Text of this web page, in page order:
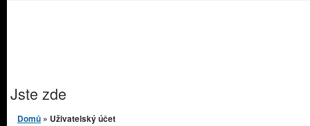
Jste zde
Domů » Uživatelský účet